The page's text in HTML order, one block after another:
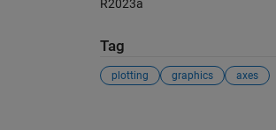
R2023a
Tag
plotting graphics axes